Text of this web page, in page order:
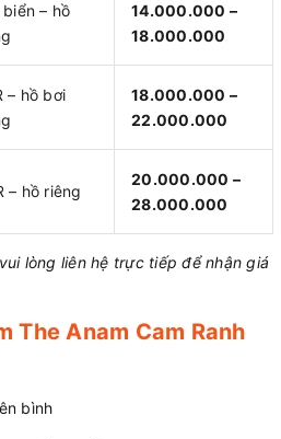
biển – hồ
14.000.000 –
18.000.000
– hồ bơi
18.000.000 –
22.000.000
– hồ riêng
20.000.000 –
28.000.000
lòng liên hệ trực tiếp để nhận giá
The Anam Cam Ranh
bình